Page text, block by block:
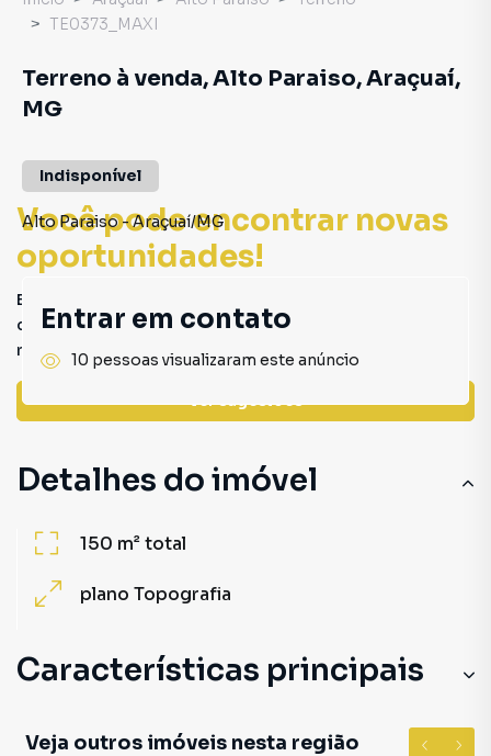
Você pode encontrar novas
oportunidades!
Este imóvel não está mais disponível, mas você pode
conferir outros em nosso site ou deixar seu contato para
receber mais informações.
Detalhes do imóvel
150 m²total
plano Topografia
Características principais
Veja outros imóveis nesta região
TE0373_MAXI
Terreno à venda, Alto Paraiso, Araçuaí,
MG
Indisponível
Alto Paraiso-Araçuaí/MG
Entrar em contato
10 pessoas visualizaram este anúncio